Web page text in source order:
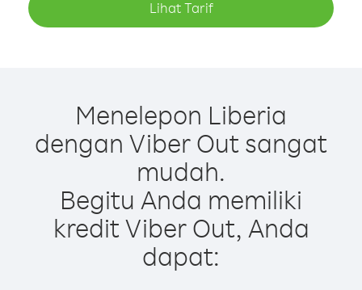
Lihat Tarif
Menelepon Liberia
dengan Viber Out sangat
mudah.
Begitu Anda memiliki
kredit Viber Out, Anda
dapat: